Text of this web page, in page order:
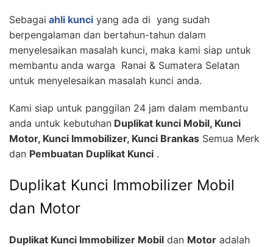
Sebagai ahli kunci yang ada di yang sudah
berpengalaman dan bertahun-tahun dalam
menyelesaikan masalah kunci, maka kami siap untuk
membantu anda warga Ranai & Sumatera Selatan
untuk menyelesaikan masalah kunci anda.
Kami siap untuk panggilan 24 jam dalam membantu
anda untuk kebutuhan Duplikat kunci Mobil, Kunci
Motor, Kunci Immobilizer, Kunci Brankas Semua Merk
dan Pembuatan Duplikat Kunci .
Duplikat Kunci Immobilizer Mobil
dan Motor
Duplikat Kunci Immobilizer Mobil dan Motor adalah